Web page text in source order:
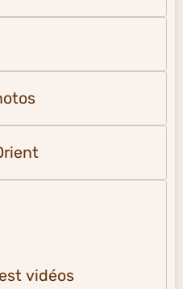
vidéos